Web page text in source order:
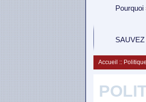
Pourquoi
Accueil ::